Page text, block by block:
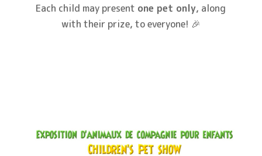
Each child may present one pet only, along
with their prize, to everyone! 🎉